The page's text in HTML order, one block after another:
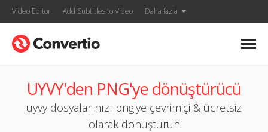
Video Editor Add Subtitles to Video Daha fazla
UYVY'den PNG'ye dönüştürücü
uyvy dosyalarınızı png'ye çevrimiçi & ücretsiz
olarak dönüştürün